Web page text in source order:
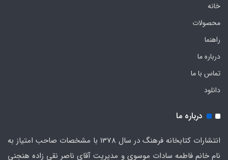
خانه
محصولات
راهنما
درباره ما
تماس با ما
دانلود
درباره ما
انتشارات کتابخانه فرهنگ در سال 1378 با مشخصات صاحب امتیاز به
نام خانم فاطمه سادات موسوی و مدیریت آقای ناصر نقی زاده هنجنی